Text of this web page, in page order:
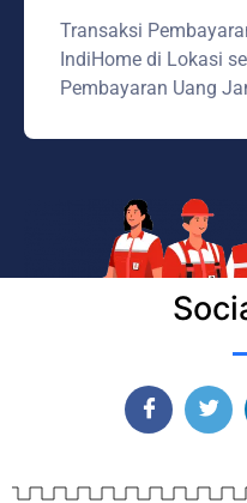
Transaksi
IndiHome di Lokasi
Pembayaran Uang